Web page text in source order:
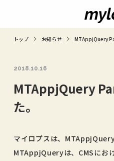
トップ お知らせ MTAppjQuery
2018.10.16
MTAppjQuery
た。
マイロプスは、
MTAppjQueryは、CMSにお